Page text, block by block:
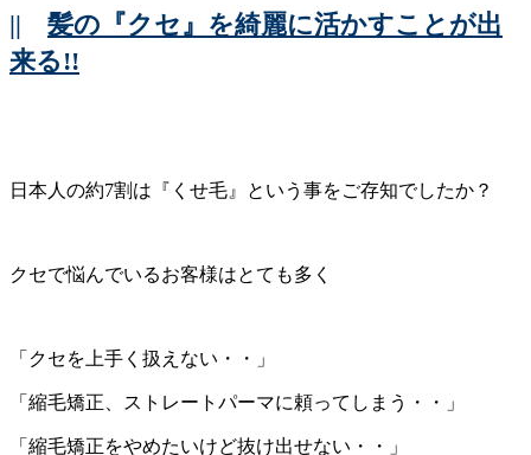
|| 髪の『クセ』を綺麗に活かすことが出
来る!!
日本人の約7割は『くせ毛』という事をご存知でしたか？
クセで悩んでいるお客様はとても多く
「クセを上手く扱えない・・」
「縮毛矯正、ストレートパーマに頼ってしまう・・」
「縮毛矯正をやめたいけど抜け出せない・・」